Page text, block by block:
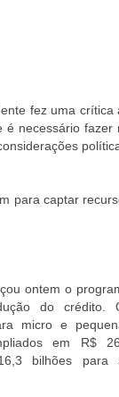
fez uma crítica
é necessário fazer
para captar
ontem o
do crédito.
micro e
em R$
bilhões para